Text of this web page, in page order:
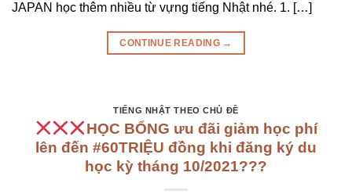
JAPAN học thêm nhiều từ vựng tiếng Nhật nhé. 1. […]
CONTINUE READING →
TIẾNG NHẬT THEO CHỦ ĐỀ
HỌC BỔNG ưu đãi giảm học phí
lên đến #60TRIỆU đồng khi đăng ký du
học kỳ tháng 10/2021???